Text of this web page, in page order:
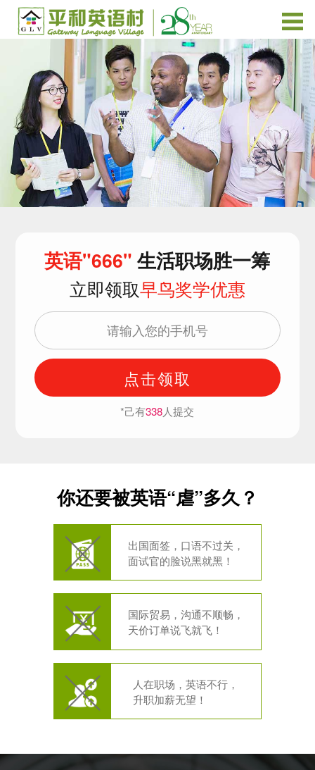
英语"666"生活职场胜一筹
立即领取早鸟奖学优惠
点击领取
*己有338人提交
你还要被英语“虐”多久？
出国面签，口语不过关，
面试官的脸说黑就黑！
国际贸易，沟通不顺畅，
天价订单说飞就飞！
人在职场，英语不行，
升职加薪无望！